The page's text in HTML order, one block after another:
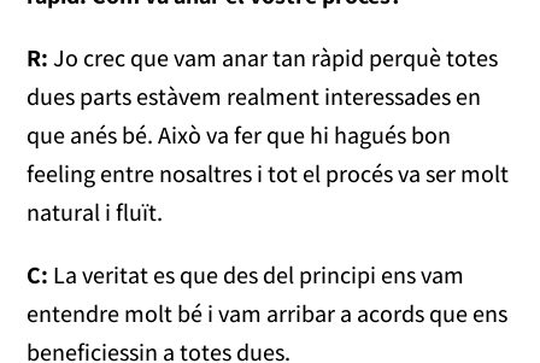
R:Jo crec que vam anar tan ràpid perquè totes
dues parts estàvem realment interessades en
que anés bé. Això va fer que hi hagués bon
feeling entre nosaltres i tot el procés va ser molt
natural i fluït.
C: La veritat es que des del principi ens vam
entendre molt bé i vam arribar a acords que ens
beneficiessin a totes dues.